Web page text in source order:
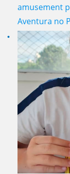
amusement
Aventura no